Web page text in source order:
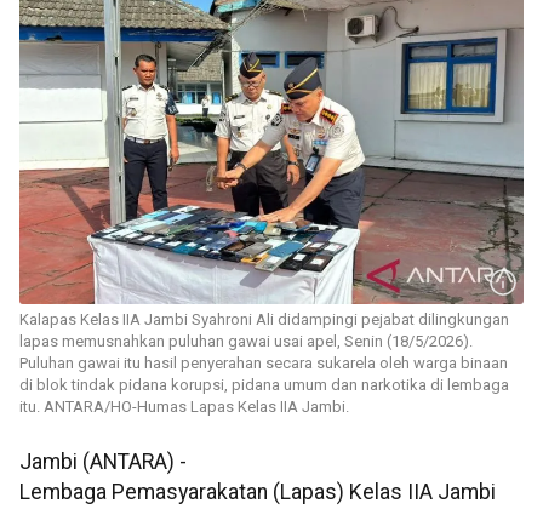
Kalapas Kelas IIA Jambi Syahroni Ali didampingi pejabat dilingkungan
lapas memusnahkan puluhan gawai usai apel, Senin (18/5/2026).
Puluhan gawai itu hasil penyerahan secara sukarela oleh warga binaan
di blok tindak pidana korupsi, pidana umum dan narkotika di lembaga
itu. ANTARA/HO-Humas Lapas Kelas IIA Jambi.
Jambi (ANTARA) -
Lembaga Pemasyarakatan (Lapas) Kelas IIA Jambi